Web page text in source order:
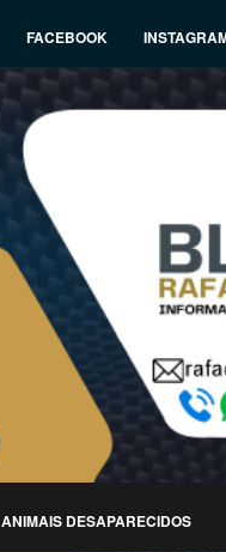
FACEBOOK
ANIMAIS DESAPARECIDOS